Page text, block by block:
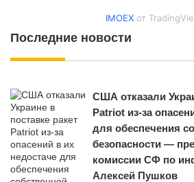
IMOEX от
Последние новости
США отказали
Patriot из-за
для обеспечения
безопасности —
комиссии СФ по
Алексей Пушков